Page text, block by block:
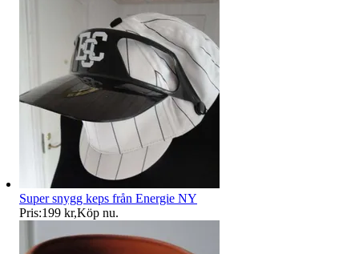
Super snygg keps från Energie NY
Pris:199 kr,Köp nu.